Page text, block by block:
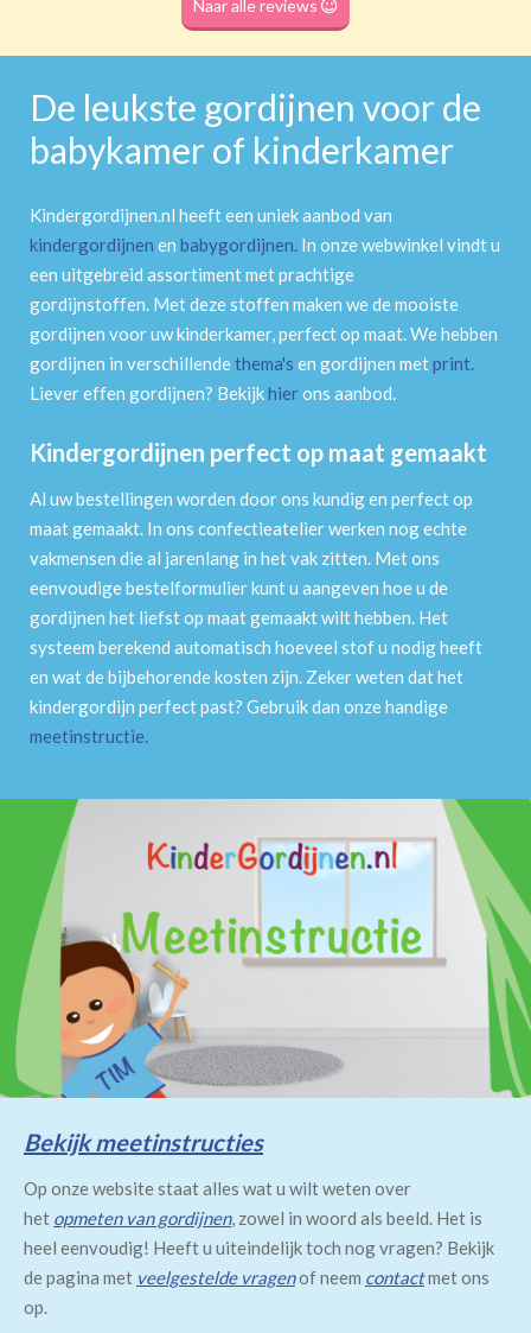
Naar alle reviews
De leukste gordijnen voor de
babykamer of kinderkamer
Kindergordijnen.nl heeft een uniek aanbod van
kindergordijnen en babygordijnen. In onze webwinkel vindt u
een uitgebreid assortiment met prachtige
gordijnstoffen. Met deze stoffen maken we de mooiste
gordijnen voor uw kinderkamer, perfect op maat. We hebben
gordijnen in verschillendethema's en gordijnen metprint.
Liever effen gordijnen? Bekijkhierons aanbod.
Kindergordijnen perfect op maat gemaakt
Al uw bestellingen worden door ons kundig en perfect op
maat gemaakt. In ons confectieatelier werken nog echte
vakmensen die al jarenlang in het vak zitten. Met ons
eenvoudige bestelformulier kunt u aangeven hoe u de
gordijnen het liefst op maat gemaakt wilt hebben. Het
systeem berekend automatisch hoeveel stof u nodig heeft
en wat de bijbehorende kosten zijn. Zeker weten dat het
kindergordijn perfect past? Gebruik dan onze handige
meetinstructie.
Bekijk meetinstructies
Op onze website staat alles wat u wilt weten over
het opmeten van gordijnen, zowel in woord als beeld. Het is
heel eenvoudig! Heeft u uiteindelijk toch nog vragen? Bekijk
de pagina met veelgestelde vragenof neem contactmet ons
op.